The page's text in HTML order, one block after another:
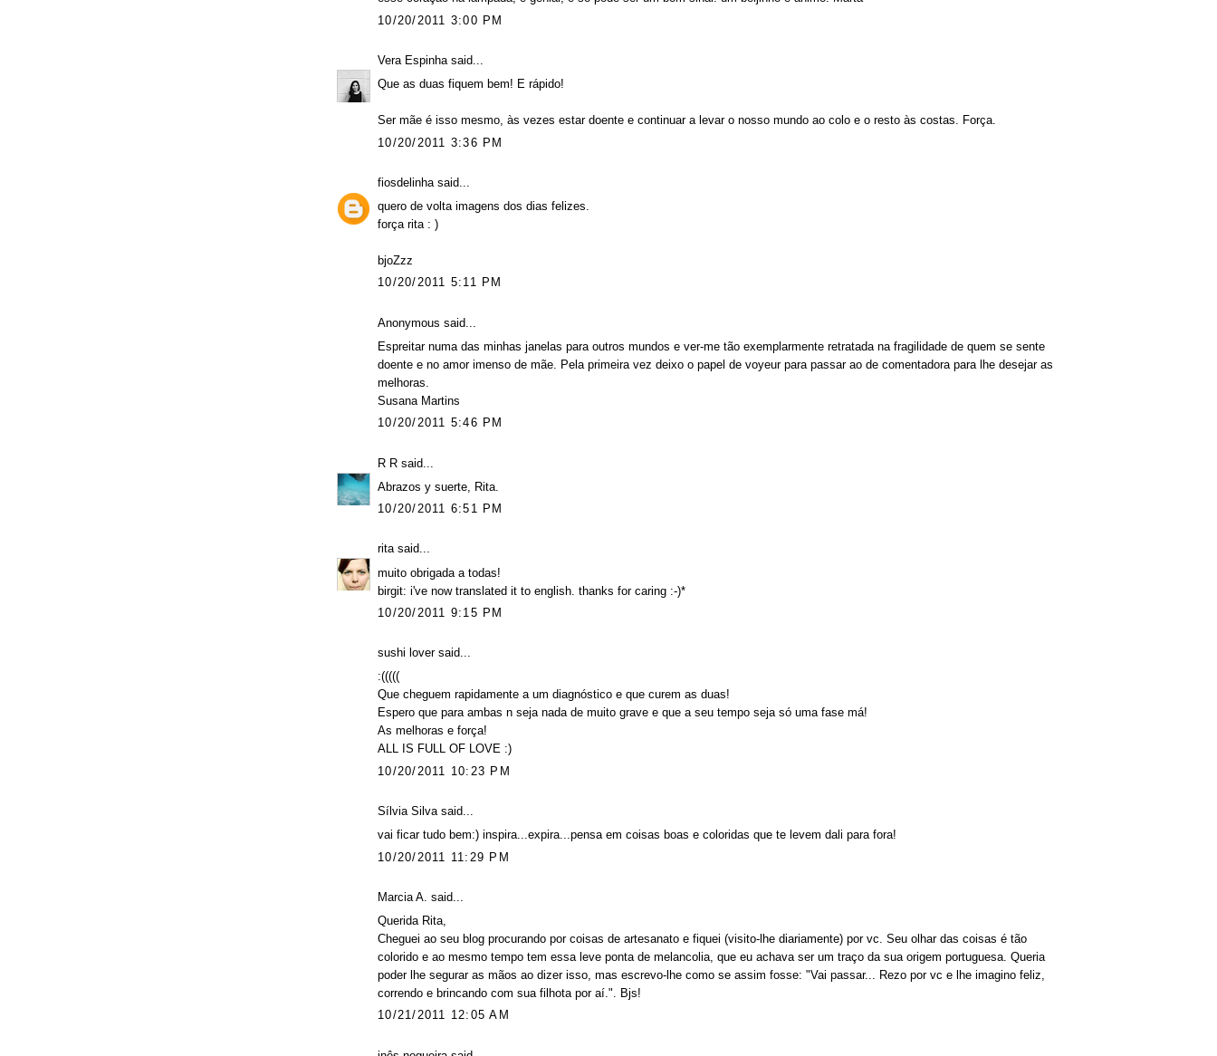
10/20/2011 3:00 PM
Vera Espinhasaid...
Que as duas fiquem bem! E rápido!
Ser mãe é isso mesmo, às vezes estar doente e continuar a levar o nosso mundo ao colo e o resto às costas. Força.
10/20/2011 3:36 PM
fiosdelinhasaid...
quero de volta imagens dos dias felizes.
força rita : )
bjoZzz
10/20/2011 5:11 PM
Anonymous said...
Espreitar numa das minhas janelas para outros mundos e ver-me tão exemplarmente retratada na fragilidade de quem se sente
doente e no amor imenso de mãe. Pela primeira vez deixo o papel de voyeur para passar ao de comentadora para lhe desejar as
melhoras.
Susana Martins
10/20/2011 5:46 PM
R R said...
Abrazos y suerte, Rita.
10/20/2011 6:51 PM
ritasaid...
muito obrigada a todas!
birgit: i've now translated it to english. thanks for caring :-)*
10/20/2011 9:15 PM
sushi loversaid...
:(((((
Que cheguem rapidamente a um diagnóstico e que curem as duas!
Espero que para ambas n seja nada de muito grave e que a seu tempo seja só uma fase má!
As melhoras e força!
ALL IS FULL OF LOVE :)
10/20/2011 10:23 PM
Sílvia Silvasaid...
vai ficar tudo bem:) inspira...expira...pensa em coisas boas e coloridas que te levem dali para fora!
10/20/2011 11:29 PM
Marcia A. said...
Querida Rita,
Cheguei ao seu blog procurando por coisas de artesanato e fiquei (visito-lhe diariamente) por vc. Seu olhar das coisas é tão
colorido e ao mesmo tempo tem essa leve ponta de melancolia, que eu achava ser um traço da sua origem portuguesa. Queria
poder lhe segurar as mãos ao dizer isso, mas escrevo-lhe como se assim fosse: "Vai passar... Rezo por vc e lhe imagino feliz,
correndo e brincando com sua filhota por aí.". Bjs!
10/21/2011 12:05 AM